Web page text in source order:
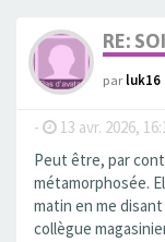
RE:
parluk16
- 13 avr. 2026,
Peut être, par
métamorphosée.
matin en me
collègue